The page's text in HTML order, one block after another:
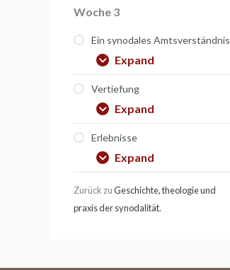
Woche 3
Ein synodales Amtsverständnis
Expand
Vertiefung
Expand
Erlebnisse
Expand
Zurück zuGeschichte, theologie und
praxis der synodalität.